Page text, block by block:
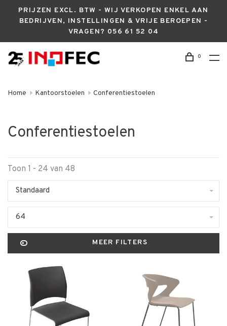
PRIJZEN EXCL. BTW - WIJ VERKOPEN ENKEL AAN
BEDRIJVEN, INSTELLINGEN & VRIJE BEROEPEN -
VRAGEN? 056 61 52 04
0
Home Kantoorstoelen Conferentiestoelen
Conferentiestoelen
Toon 1 - 24 van 48
Standaard
64
MEER FILTERS